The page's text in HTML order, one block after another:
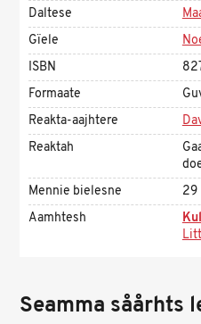
Daltese
Gïele
ISBN
Formaate
Reakta-aajhtere
Reaktah
Mennie bielesne
29
Aamhtesh
Seamma såårhts